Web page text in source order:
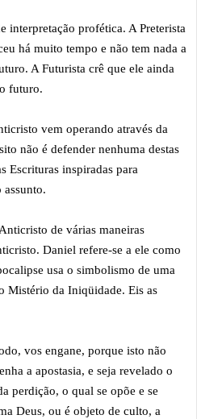
interpretação profética. A Preterista
há muito tempo e não tem nada a
A Futurista crê que ele ainda
futuro.
vem operando através da
não é defender nenhuma destas
Escrituras inspiradas para
assunto.
de várias maneiras
Daniel refere-se a ele como
usa o simbolismo de uma
Mistério da Iniqüidade. Eis as
vos engane, porque isto não
a apostasia, e seja revelado o
perdição, o qual se opõe e se
Deus, ou é objeto de culto, a